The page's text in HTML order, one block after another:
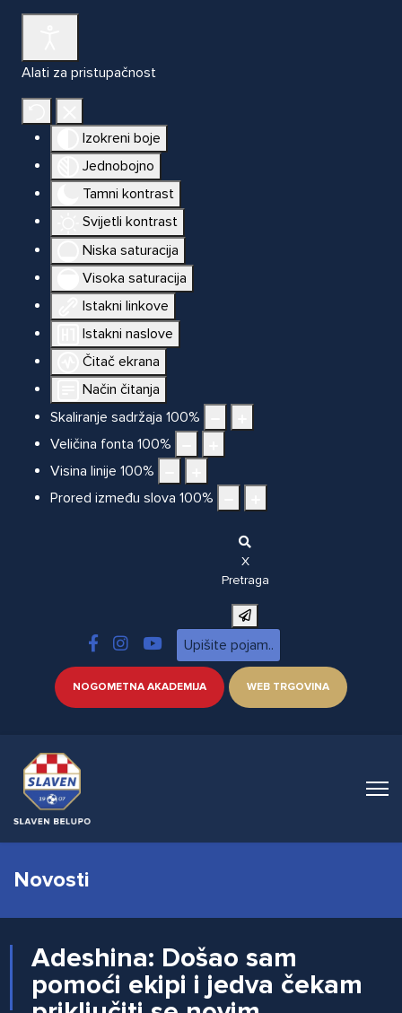
Alati za pristupačnost
Izokreni boje
Jednobojno
Tamni kontrast
Svijetli kontrast
Niska saturacija
Visoka saturacija
Istakni linkove
Istakni naslove
Čitač ekrana
Način čitanja
Skaliranje sadržaja 100%
Veličina fonta 100%
Visina linije 100%
Prored između slova 100%
X
Pretraga
NOGOMETNA AKADEMIJA WEB TRGOVINA
Novosti
Adeshina: Došao sam
pomoći ekipi i jedva čekam